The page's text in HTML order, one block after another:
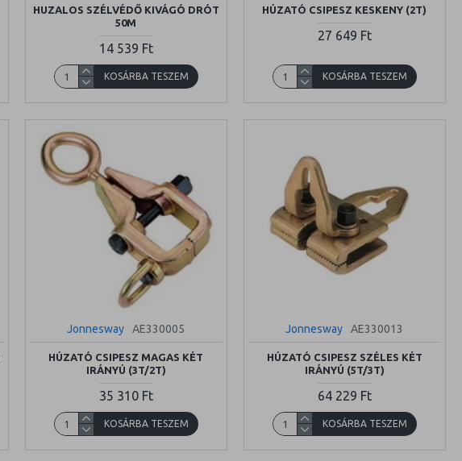
HUZALOS SZÉLVÉDŐ KIVÁGÓ DRÓT
50M
14 539 Ft
KOSÁRBA TESZEM
HÚZATÓ CSIPESZ KESKENY (2T)
27 649 Ft
KOSÁRBA TESZEM
Jonnesway AE330005
HÚZATÓ CSIPESZ MAGAS KÉT
IRÁNYÚ (3T/2T)
35 310 Ft
KOSÁRBA TESZEM
Jonnesway AE330013
HÚZATÓ CSIPESZ SZÉLES KÉT
IRÁNYÚ (5T/3T)
64 229 Ft
KOSÁRBA TESZEM